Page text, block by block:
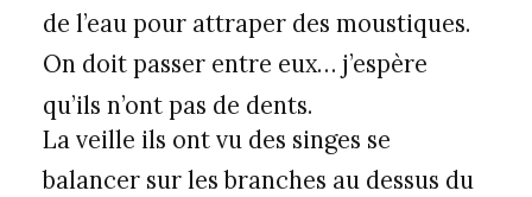
de l’eau pour attraper des moustiques.
On doit passer entre eux… j’espère
qu’ils n’ont pas de dents.
La veille ils ont vu des singes se
balancer sur les branches au dessus du